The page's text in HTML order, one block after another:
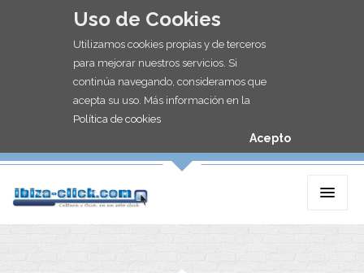
Uso de Cookies
Utilizamos cookies propias y de terceros
para mejorar nuestros servicios. Si
continúa navegando, consideramos que
acepta su uso. Más información en la
Política de cookies
Acepto